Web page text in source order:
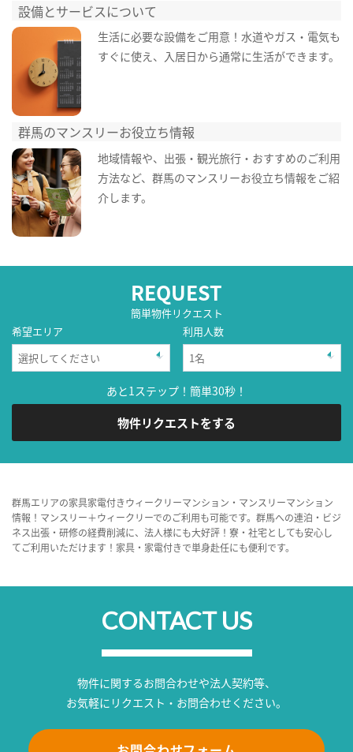
設備とサービスについて
生活に必要な設備をご用意！水道やガス・電気も
すぐに使え、入居日から通常に生活ができます。
群馬のマンスリーお役立ち情報
地域情報や、出張・観光旅行・おすすめのご利用
方法など、群馬のマンスリーお役立ち情報をご紹
介します。
REQUEST
簡単物件リクエスト
希望エリア
利用人数
あと1ステップ！簡単30秒！
物件リクエストをする
群馬エリアの家具家電付きウィークリーマンション・マンスリーマンション
情報！マンスリー＋ウィークリーでのご利用も可能です。群馬への連泊・ビジ
ネス出張・研修の経費削減に、法人様にも大好評！寮・社宅としても安心し
てご利用いただけます！家具・家電付きで単身赴任にも便利です。
CONTACT US
物件に関するお問合わせや法人契約等、
お気軽にリクエスト・お問合わせください。